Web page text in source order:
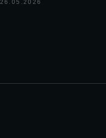
26.05.2026